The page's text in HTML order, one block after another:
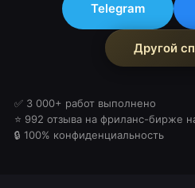
Telegram
Другой
✅ 3 000+ работ выполнено
⭐ 992 отзыва на фриланс-бирже
🔒 100% конфиденциальность